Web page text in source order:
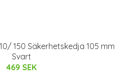
150 Säkerhetskedja 105 mm
Svart
469 SEK